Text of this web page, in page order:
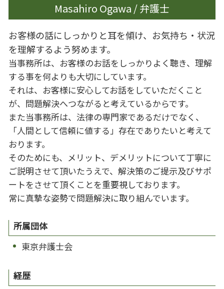
Masahiro Ogawa / 弁護士
お客様の話にしっかりと耳を傾け、お気持ち・状況
を理解するよう努めます。
当事務所は、お客様のお話をしっかりよく聴き、理解
する事を何よりも大切にしています。
それは、お客様に安心してお話をしていただくこと
が、問題解決へつながると考えているからです。
また当事務所は、法律の専門家であるだけでなく、
「人間として信頼に値する」存在でありたいと考えて
おります。
そのためにも、メリット、デメリットについて丁寧に
ご説明させて頂いたうえで、解決策のご提示及びサポ
ートをさせて頂くことを重要視しております。
常に真摯な姿勢で問題解決に取り組んでいます。
所属団体
東京弁護士会
経歴